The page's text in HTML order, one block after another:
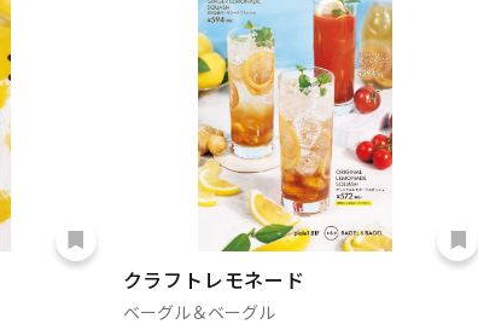
クラフトレモネード
ベーグル＆ベーグル